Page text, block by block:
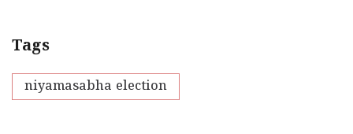
Tags
niyamasabha election